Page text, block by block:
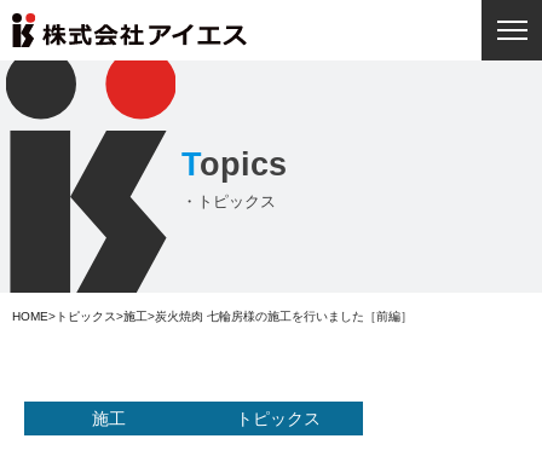
Topics
・トピックス
HOME> トピックス>施工>炭火焼肉 七輪房様の施工を行いました［前編］
施工 トピックス